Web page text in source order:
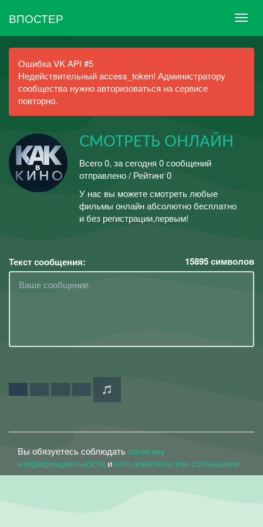
ВПОСТЕР
Ошибка VK API #5
Недействительный access_token! Администратору
сообщества нужно авторизоваться на сервисе
повторно.
СМОТРЕТЬ ОНЛАЙН
Всего 0, за сегодня 0 сообщений
отправлено / Рейтинг 0
У нас вы можете смотреть любые
фильмы онлайн абсолютно бесплатно
и без регистрации,первым!
Текст сообщения: 15895символов
Вы обязуетесь соблюдать политику
конфиденциальности и пользовательское соглашение